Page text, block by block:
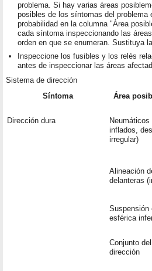
problema. Si hay varias áreas
posibles de los síntomas del problema
probabilidad en la columna "Área
cada síntoma inspeccionando las
orden en que se enumeran. Sustituya
Inspeccione los fusibles y los relés
antes de inspeccionar las áreas
Sistema de dirección
Síntoma
Área
Dirección dura
Neumáticos
inflados,
irregular)
Alineación
delanteras
Suspensión
esférica
Conjunto
dirección